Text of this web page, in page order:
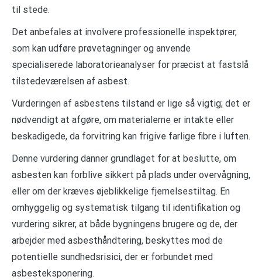
til stede.
Det anbefales at involvere professionelle inspektører,
som kan udføre prøvetagninger og anvende
specialiserede laboratorieanalyser for præcist at fastslå
tilstedeværelsen af asbest.
Vurderingen af asbestens tilstand er lige så vigtig; det er
nødvendigt at afgøre, om materialerne er intakte eller
beskadigede, da forvitring kan frigive farlige fibre i luften.
Denne vurdering danner grundlaget for at beslutte, om
asbesten kan forblive sikkert på plads under overvågning,
eller om der kræves øjeblikkelige fjernelsestiltag. En
omhyggelig og systematisk tilgang til identifikation og
vurdering sikrer, at både bygningens brugere og de, der
arbejder med asbesthåndtering, beskyttes mod de
potentielle sundhedsrisici, der er forbundet med
asbesteksponering.